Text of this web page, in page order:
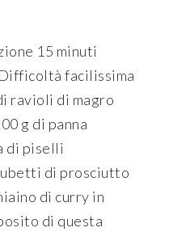
15 minuti
facilissima
ravioli di magro
g di panna
di piselli
di prosciutto
di curry in
di questa